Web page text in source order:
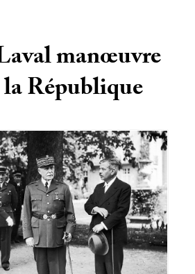
manœuvre
République